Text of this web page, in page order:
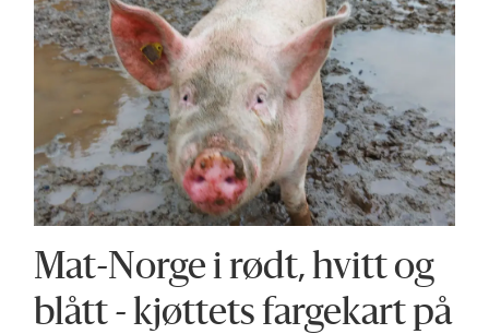
Mat-Norge i rødt, hvitt og
blått - kjøttets fargekart på